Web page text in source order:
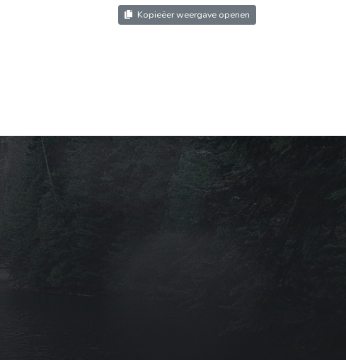
Kopieëer weergave openen